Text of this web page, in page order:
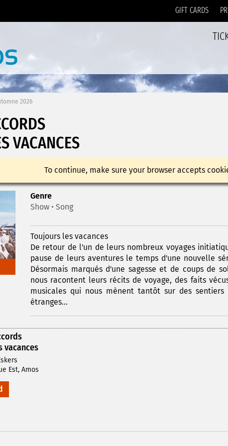
GIFT CARDS
2026
VACANCES
To continue, make sure your browser accepts
Genre
Show • Song
Toujours les vacances
De retour de l'un de leurs nombreux voyages
pause de leurs aventures le temps d'une nouvelle
Désormais marqués d'une sagesse et de coups de
nous racontent leurs récits de voyage, des faits
musicales qui nous mènent tantôt sur des
étranges...
vacances
Est, Amos